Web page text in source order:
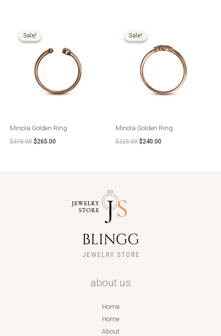
Sale!
Sale!
Minola Golden Ring
$375.00
preço
original
$375.00.
$265.00
$265.00.
Sale!
Sale!
Minola Golden Ring
$325.00
preço
original
$325.00.
$240.00
é:
$240.00.
about us
Home
Home
About